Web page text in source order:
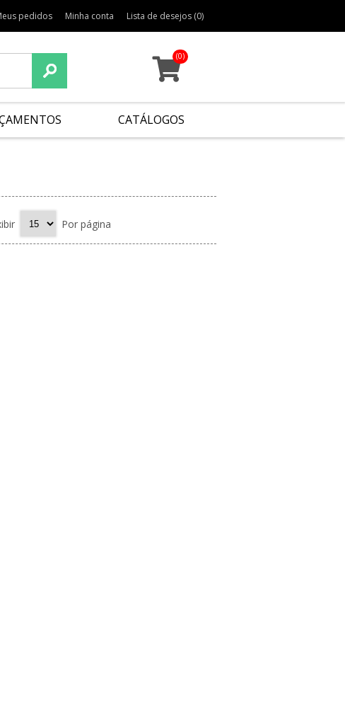
(0)
pedidos Minha conta Lista de desejos (0)
CATÁLOGOS
Por página